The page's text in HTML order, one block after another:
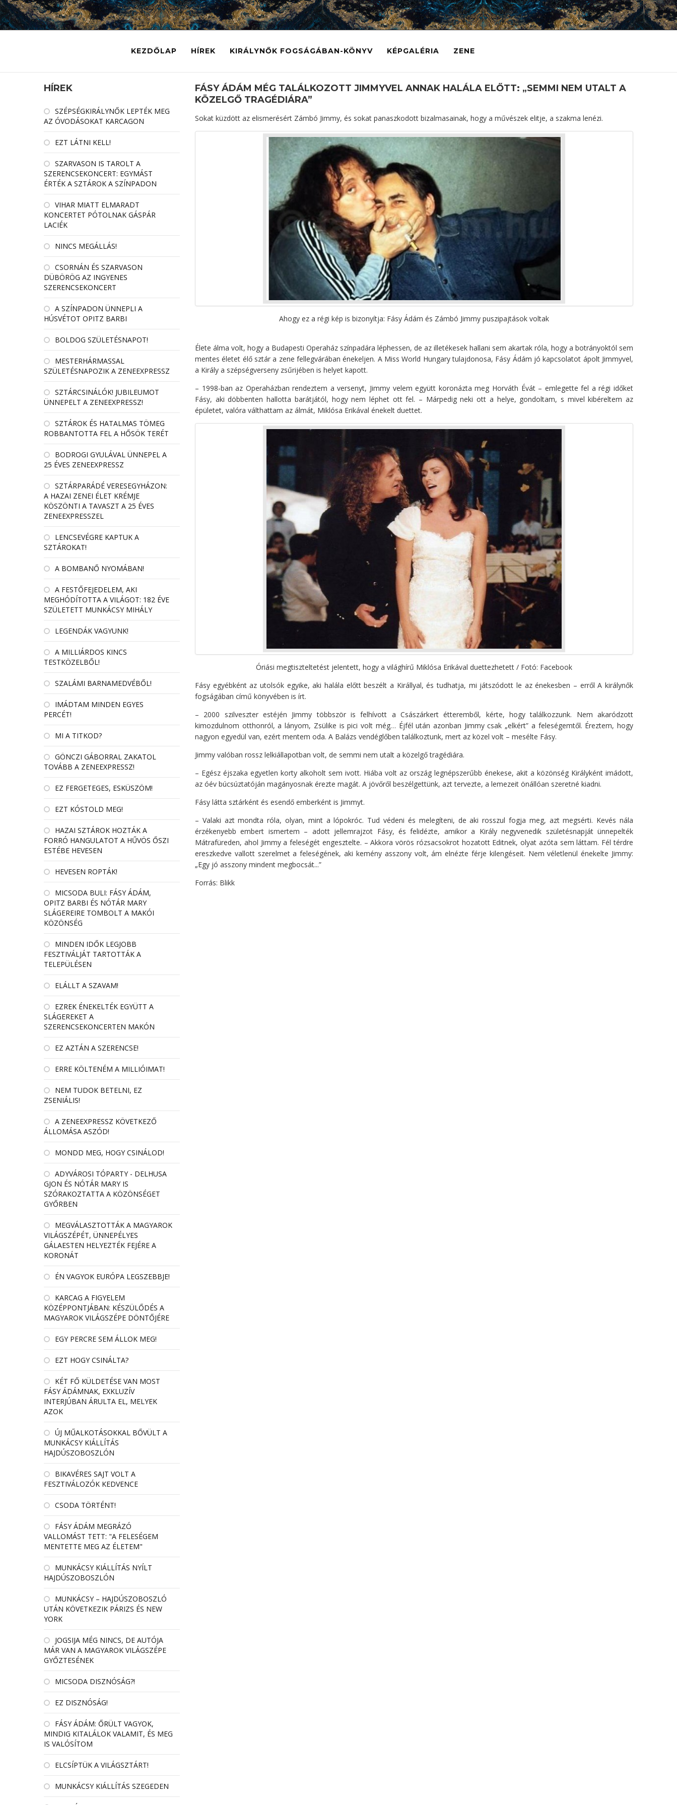
KEZDŐLAP HÍREK KIRÁLYNŐK FOGSÁGÁBAN-KÖNYV KÉPGALÉRIA ZENE
HÍREK
SZÉPSÉGKIRÁLYNŐK LEPTÉK MEG
AZ ÓVODÁSOKAT KARCAGON
EZT LÁTNI KELL!
SZARVASON IS TAROLT A
SZERENCSEKONCERT: EGYMÁST
ÉRTÉK A SZTÁROK A SZÍNPADON
VIHAR MIATT ELMARADT
KONCERTET PÓTOLNAK GÁSPÁR
LACIÉK
NINCS MEGÁLLÁS!
CSORNÁN ÉS SZARVASON
DÜBÖRÖG AZ INGYENES
SZERENCSEKONCERT
A SZÍNPADON ÜNNEPLI A
HÚSVÉTOT OPITZ BARBI
BOLDOG SZÜLETÉSNAPOT!
MESTERHÁRMASSAL
SZÜLETÉSNAPOZIK A ZENEEXPRESSZ
SZTÁRCSINÁLÓK! JUBILEUMOT
ÜNNEPELT A ZENEEXPRESSZ!
SZTÁROK ÉS HATALMAS TÖMEG
ROBBANTOTTA FEL A HŐSÖK TERÉT
BODROGI GYULÁVAL ÜNNEPEL A
25 ÉVES ZENEEXPRESSZ
SZTÁRPARÁDÉ VERESEGYHÁZON:
A HAZAI ZENEI ÉLET KRÉMJE
KÖSZÖNTI A TAVASZT A 25 ÉVES
ZENEEXPRESSZEL
LENCSEVÉGRE KAPTUK A
SZTÁROKAT!
A BOMBANŐ NYOMÁBAN!
A FESTŐFEJEDELEM, AKI
MEGHÓDÍTOTTA A VILÁGOT: 182 ÉVE
SZÜLETETT MUNKÁCSY MIHÁLY
LEGENDÁK VAGYUNK!
A MILLIÁRDOS KINCS
TESTKÖZELBŐL!
SZALÁMI BARNAMEDVÉBŐL!
IMÁDTAM MINDEN EGYES
PERCÉT!
MI A TITKOD?
GÖNCZI GÁBORRAL ZAKATOL
TOVÁBB A ZENEEXPRESSZ!
EZ FERGETEGES, ESKÜSZÖM!
EZT KÓSTOLD MEG!
HAZAI SZTÁROK HOZTÁK A
FORRÓ HANGULATOT A HŰVÖS ŐSZI
ESTÉBE HEVESEN
HEVESEN ROPTÁK!
MICSODA BULI: FÁSY ÁDÁM,
OPITZ BARBI ÉS NÓTÁR MARY
SLÁGEREIRE TOMBOLT A MAKÓI
KÖZÖNSÉG
MINDEN IDŐK LEGJOBB
FESZTIVÁLJÁT TARTOTTÁK A
TELEPÜLÉSEN
ELÁLLT A SZAVAM!
EZREK ÉNEKELTÉK EGYÜTT A
SLÁGEREKET A
SZERENCSEKONCERTEN MAKÓN
EZ AZTÁN A SZERENCSE!
ERRE KÖLTENÉM A MILLIÓIMAT!
NEM TUDOK BETELNI, EZ
ZSENIÁLIS!
A ZENEEXPRESSZ KÖVETKEZŐ
ÁLLOMÁSA ASZÓD!
MONDD MEG, HOGY CSINÁLOD!
ADYVÁROSI TÓPARTY - DELHUSA
GJON ÉS NÓTÁR MARY IS
SZÓRAKOZTATTA A KÖZÖNSÉGET
GYŐRBEN
MEGVÁLASZTOTTÁK A MAGYAROK
VILÁGSZÉPÉT, ÜNNEPÉLYES
GÁLAESTEN HELYEZTÉK FEJÉRE A
KORONÁT
ÉN VAGYOK EURÓPA LEGSZEBBJE!
KARCAG A FIGYELEM
KÖZÉPPONTJÁBAN: KÉSZÜLŐDÉS A
MAGYAROK VILÁGSZÉPE DÖNTŐJÉRE
EGY PERCRE SEM ÁLLOK MEG!
EZT HOGY CSINÁLTA?
KÉT FŐ KÜLDETÉSE VAN MOST
FÁSY ÁDÁMNAK, EXKLUZÍV
INTERJÚBAN ÁRULTA EL, MELYEK
AZOK
ÚJ MŰALKOTÁSOKKAL BŐVÜLT A
MUNKÁCSY KIÁLLÍTÁS
HAJDÚSZOBOSZLÓN
BIKAVÉRES SAJT VOLT A
FESZTIVÁLOZÓK KEDVENCE
CSODA TÖRTÉNT!
FÁSY ÁDÁM MEGRÁZÓ
VALLOMÁST TETT: "A FELESÉGEM
MENTETTE MEG AZ ÉLETEM"
MUNKÁCSY KIÁLLÍTÁS NYÍLT
HAJDÚSZOBOSZLÓN
MUNKÁCSY – HAJDÚSZOBOSZLÓ
UTÁN KÖVETKEZIK PÁRIZS ÉS NEW
YORK
JOGSIJA MÉG NINCS, DE AUTÓJA
MÁR VAN A MAGYAROK VILÁGSZÉPE
GYŐZTESÉNEK
MICSODA DISZNÓSÁG?!
EZ DISZNÓSÁG!
FÁSY ÁDÁM: ŐRÜLT VAGYOK,
MINDIG KITALÁLOK VALAMIT, ÉS MEG
IS VALÓSÍTOM
ELCSÍPTÜK A VILÁGSZTÁRT!
MUNKÁCSY KIÁLLÍTÁS SZEGEDEN
FÁSY ÁDÁM MÉG TALÁLKOZOTT JIMMYVEL ANNAK HALÁLA ELŐTT: „SEMMI NEM UTALT A
KÖZELGŐ TRAGÉDIÁRA”
Sokat küzdött az elismerésért Zámbó Jimmy, és sokat panaszkodott bizalmasainak, hogy a művészek elitje, a szakma lenézi.
Ahogy ez a régi kép is bizonyítja: Fásy Ádám és Zámbó Jimmy puszipajtások voltak
Élete álma volt, hogy a Budapesti Operaház színpadára léphessen, de az illetékesek hallani sem akartak róla, hogy a botrányoktól sem
mentes életet élő sztár a zene fellegvárában énekeljen. A Miss World Hungary tulajdonosa, Fásy Ádám jó kapcsolatot ápolt Jimmyvel,
a Király a szépségverseny zsűrijében is helyet kapott.
– 1998-ban az Operaházban rendeztem a versenyt, Jimmy velem együtt koronázta meg Horváth Évát – emlegette fel a régi időket
Fásy, aki döbbenten hallotta barátjától, hogy nem léphet ott fel. – Márpedig neki ott a helye, gondoltam, s mivel kibéreltem az
épületet, valóra válthattam az álmát, Miklósa Erikával énekelt duettet.
Óriási megtiszteltetést jelentett, hogy a világhírű Miklósa Erikával duettezhetett / Fotó: Facebook
Fásy egyébként az utolsók egyike, aki halála előtt beszélt a Királlyal, és tudhatja, mi játszódott le az énekesben – erről A királynők
fogságában című könyvében is írt.
– 2000 szilveszter estéjén Jimmy többször is felhívott a Császárkert étteremből, kérte, hogy találkozzunk. Nem akaródzott
kimozdulnom otthonról, a lányom, Zsülike is pici volt még… Éjfél után azonban Jimmy csak „elkért” a feleségemtől. Éreztem, hogy
nagyon egyedül van, ezért mentem oda. A Balázs vendéglőben találkoztunk, mert az közel volt – mesélte Fásy.
Jimmy valóban rossz lelkiállapotban volt, de semmi nem utalt a közelgő tragédiára.
– Egész éjszaka egyetlen korty alkoholt sem ivott. Hiába volt az ország legnépszerűbb énekese, akit a közönség Királyként imádott,
az óév búcsúztatóján magányosnak érezte magát. A jövőről beszélgettünk, azt tervezte, a lemezeit önállóan szeretné kiadni.
Fásy látta sztárként és esendő emberként is Jimmyt.
– Valaki azt mondta róla, olyan, mint a lópokróc. Tud védeni és melegíteni, de aki rosszul fogja meg, azt megsérti. Kevés nála
érzékenyebb embert ismertem – adott jellemrajzot Fásy, és felidézte, amikor a Király negyvenedik születésnapját ünnepelték
Mátrafüreden, ahol Jimmy a feleségét engesztelte. – Akkora vörös rózsacsokrot hozatott Editnek, olyat azóta sem láttam. Fél térdre
ereszkedve vallott szerelmet a feleségének, aki kemény asszony volt, ám elnézte férje kilengéseit. Nem véletlenül énekelte Jimmy:
„Egy jó asszony mindent megbocsát...”
Forrás: Blikk